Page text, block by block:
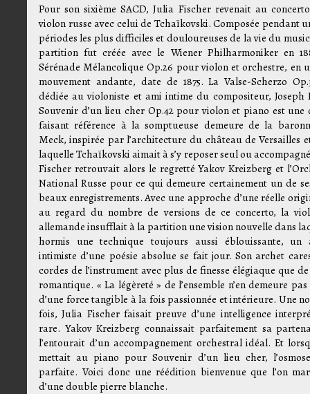
Pour son sixième SACD, Julia Fischer revenait au
violon russe avec celui de Tchaïkovski. Composée pendant
périodes les plus difficiles et douloureuses de la vie du
partition fut créée avec le Wiener Philharmoniker en
Sérénade Mélancolique Op.26 pour violon et orchestre, en
mouvement andante, date de 1875. La Valse-Scherzo
dédiée au violoniste et ami intime du compositeur, Joseph
Souvenir d’un lieu cher Op.42 pour violon et piano est
faisant référence à la somptueuse demeure de la
Meck, inspirée par l’architecture du château de Versailles
laquelle Tchaïkovski aimait à s’y reposer seul ou
Fischer retrouvait alors le regretté Yakov Kreizberg et
National Russe pour ce qui demeure certainement un de
beaux enregistrements. Avec une approche d’une réelle
au regard du nombre de versions de ce concerto, la
allemande insufflait à la partition une vision nouvelle dans
hormis une technique toujours aussi éblouissante, un
intimiste d’une poésie absolue se fait jour. Son archet
cordes de l’instrument avec plus de finesse élégiaque que
romantique. « La légèreté » de l’ensemble n’en demeure
d’une force tangible à la fois passionnée et intérieure. Une
fois, Julia Fischer faisait preuve d’une intelligence
rare. Yakov Kreizberg connaissait parfaitement sa
l’entourait d’un accompagnement orchestral idéal. Et
mettait au piano pour Souvenir d’un lieu cher,
parfaite. Voici donc une réédition bienvenue que l’on
d’une double pierre blanche.